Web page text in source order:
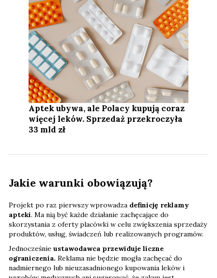
Aptek ubywa, ale Polacy kupują coraz
więcej leków. Sprzedaż przekroczyła
33 mld zł
Jakie warunki obowiązują?
Projekt po raz pierwszy wprowadza definicję reklamy
apteki. Ma nią być każde działanie zachęcające do
skorzystania z oferty placówki w celu zwiększenia sprzedaży
produktów, usług, świadczeń lub realizowanych programów.
Jednocześnie ustawodawca przewiduje liczne
ograniczenia. Reklama nie będzie mogła zachęcać do
nadmiernego lub nieuzasadnionego kupowania leków i